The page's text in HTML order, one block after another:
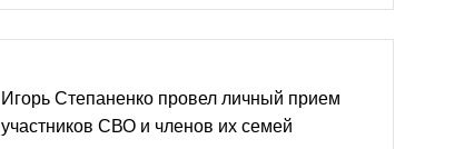
Игорь Степаненко провел личный прием
участников СВО и членов их семей